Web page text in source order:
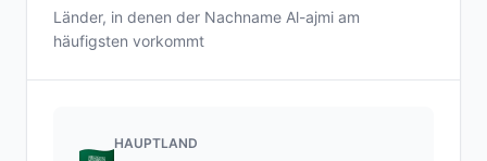
Länder, in denen der Nachname Al-ajmi am
häufigsten vorkommt
HAUPTLAND